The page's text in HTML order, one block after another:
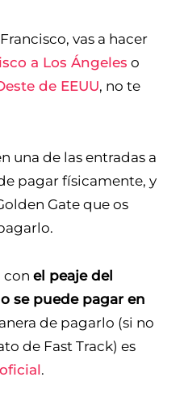
vas a hacer
a Los Ángeles o
de EEUU, no te
una de las entradas a
pagar físicamente, y
Gate que os
con el peaje del
se puede pagar en
de pagarlo (si no
de Fast Track) es
.